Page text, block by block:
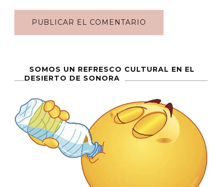
SOMOS UN REFRESCO CULTURAL EN EL
DESIERTO DE SONORA